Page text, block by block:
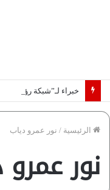
خبراء لـ”شبكة رؤية”:
الرئيسية / نور عمرو دياب
نور